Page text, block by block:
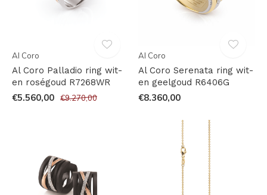
Al Coro
Al Coro Palladio ring wit-
en roségoud R7268WR
€5.560,00 €9.270,00
Al Coro
Al Coro Serenata ring wit-
en geelgoud R6406G
€8.360,00